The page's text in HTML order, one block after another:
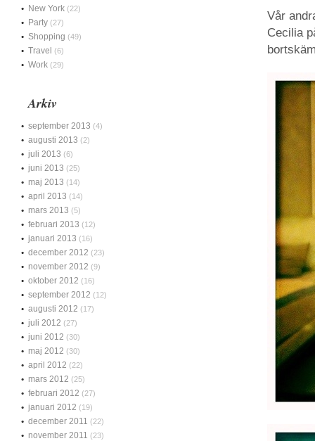
Vår
Cecilia
New York (22)
Party (27)
Shopping (49)
Travel (6)
Work (29)
Arkiv
september 2013 (4)
augusti 2013 (2)
juli 2013 (6)
juni 2013 (25)
maj 2013 (14)
april 2013 (14)
mars 2013 (5)
februari 2013 (12)
januari 2013 (16)
december 2012 (23)
november 2012 (9)
oktober 2012 (16)
september 2012 (12)
augusti 2012 (17)
juli 2012 (27)
juni 2012 (30)
maj 2012 (30)
april 2012 (22)
mars 2012 (25)
februari 2012 (27)
januari 2012 (19)
december 2011 (22)
november 2011 (23)